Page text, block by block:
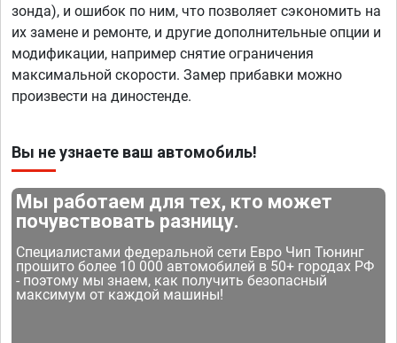
зонда), и ошибок по ним, что позволяет сэкономить на
их замене и ремонте, и другие дополнительные опции и
модификации, например снятие ограничения
максимальной скорости. Замер прибавки можно
произвести на диностенде.
Вы не узнаете ваш автомобиль!
Мы работаем для тех, кто может
почувствовать разницу.
Специалистами федеральной сети Евро Чип Тюнинг
прошито более 10 000 автомобилей в 50+ городах РФ
- поэтому мы знаем, как получить безопасный
максимум от каждой машины!